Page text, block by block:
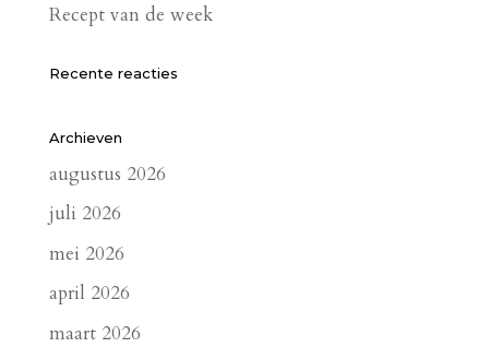
Recept van de week
Recente reacties
Archieven
augustus 2026
juli 2026
mei 2026
april 2026
maart 2026